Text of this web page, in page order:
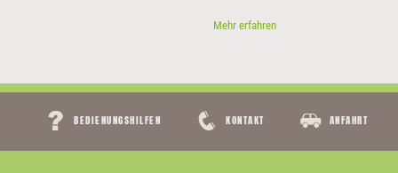
Mehr erfahrenFAIRklemmt
Navigation
überspringen
BEDIENUNGSHILFEN KONTAKT ANFAHRT